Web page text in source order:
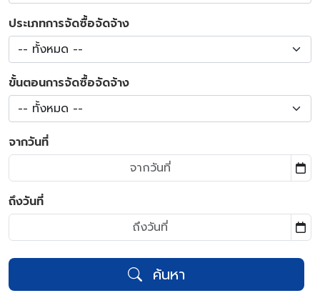
ประเภทการจัดซื้อจัดจ้าง
-- ทั้งหมด --
ขั้นตอนการจัดซื้อจัดจ้าง
-- ทั้งหมด --
จากวันที่
ถึงวันที่
ค้นหา